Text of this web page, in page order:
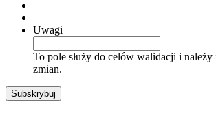
Uwagi
To pole służy do celów walidacji i należy
zmian.